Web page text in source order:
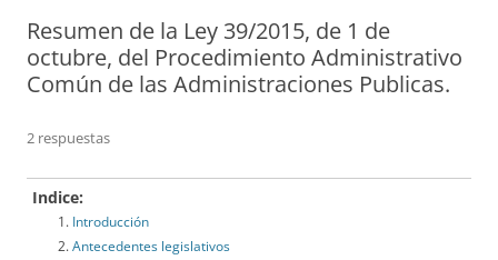
Resumen de la Ley 39/2015, de 1 de
octubre, del Procedimiento Administrativo
Común de las Administraciones Publicas.
2 respuestas
Indice:
Introducción
Antecedentes legislativos